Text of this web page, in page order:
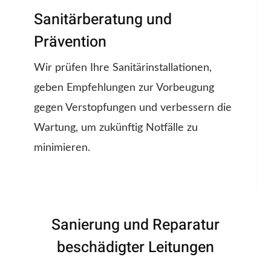
Sanitärberatung und
Prävention
Wir prüfen Ihre Sanitärinstallationen,
geben Empfehlungen zur Vorbeugung
gegen Verstopfungen und verbessern die
Wartung, um zukünftig Notfälle zu
minimieren.
Sanierung und Reparatur
beschädigter Leitungen